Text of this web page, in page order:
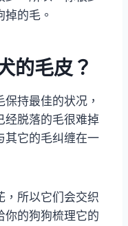
的毛。
的毛皮？
持最佳的状况，
经脱落的毛很难掉
其它的毛纠缠在一
，所以它们会交织
你的狗狗梳理它的